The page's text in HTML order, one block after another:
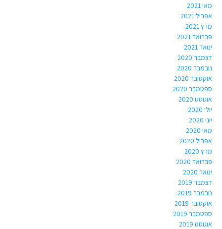
מאי 2021
אפריל 2021
מרץ 2021
פברואר 2021
ינואר 2021
דצמבר 2020
נובמבר 2020
אוקטובר 2020
ספטמבר 2020
אוגוסט 2020
יולי 2020
יוני 2020
מאי 2020
אפריל 2020
מרץ 2020
פברואר 2020
ינואר 2020
דצמבר 2019
נובמבר 2019
אוקטובר 2019
ספטמבר 2019
אוגוסט 2019